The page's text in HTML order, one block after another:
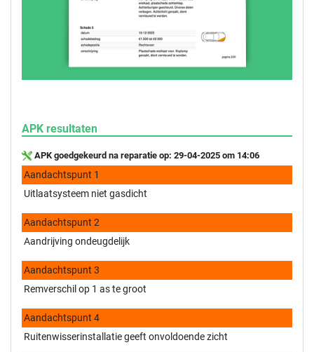
APK resultaten
APK goedgekeurd na reparatie op: 29-04-2025 om 14:06
Aandachtspunt 1
Uitlaatsysteem niet gasdicht
Aandachtspunt 2
Aandrijving ondeugdelijk
Aandachtspunt 3
Remverschil op 1 as te groot
Aandachtspunt 4
Ruitenwisserinstallatie geeft onvoldoende zicht